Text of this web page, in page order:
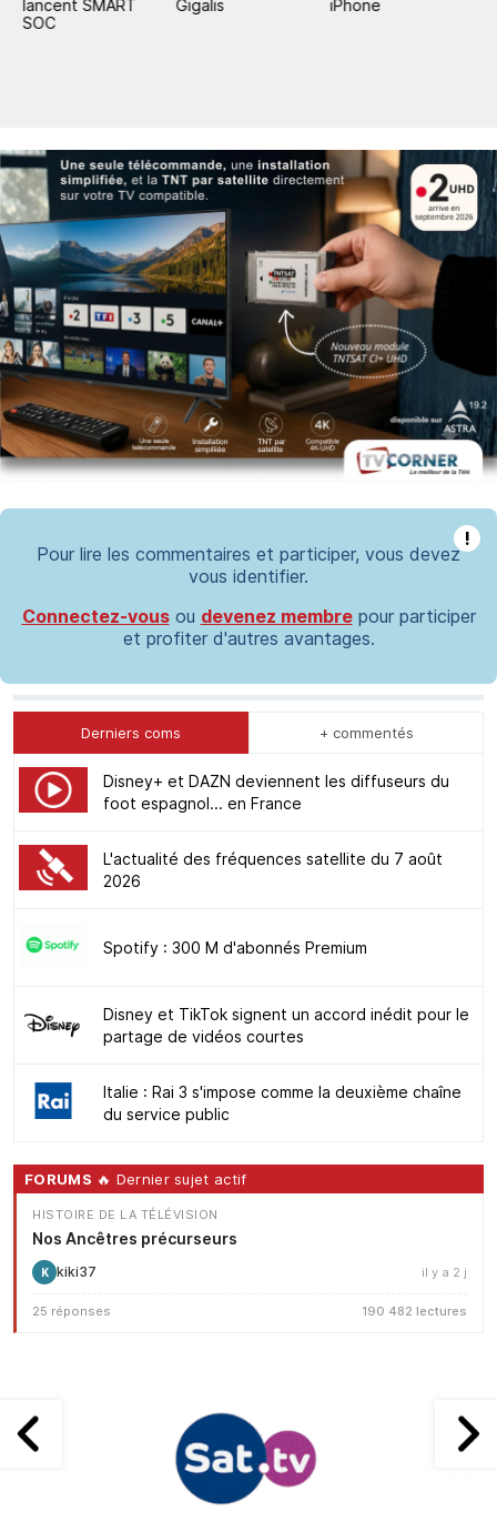
lancent SMART
SOC
Gigalis
iPhone
!
Pour lire les commentaires et participer, vous devez
vous identifier.
Connectez-vousou devenez membrepour participer
et profiter d'autres avantages.
Derniers coms + commentés
Disney+ et DAZN deviennent les diffuseurs du
foot espagnol... en France
L'actualité des fréquences satellite du 7 août
2026
Spotify : 300 M d'abonnés Premium
Disney et TikTok signent un accord inédit pour le
partage de vidéos courtes
Italie : Rai 3 s'impose comme la deuxième chaîne
du service public
FORUMS 🔥 Dernier sujet actif
HISTOIRE DE LA TÉLÉVISION
Nos Ancêtres précurseurs
K kiki37 il y a 2 j
25 réponses 190 482 lectures